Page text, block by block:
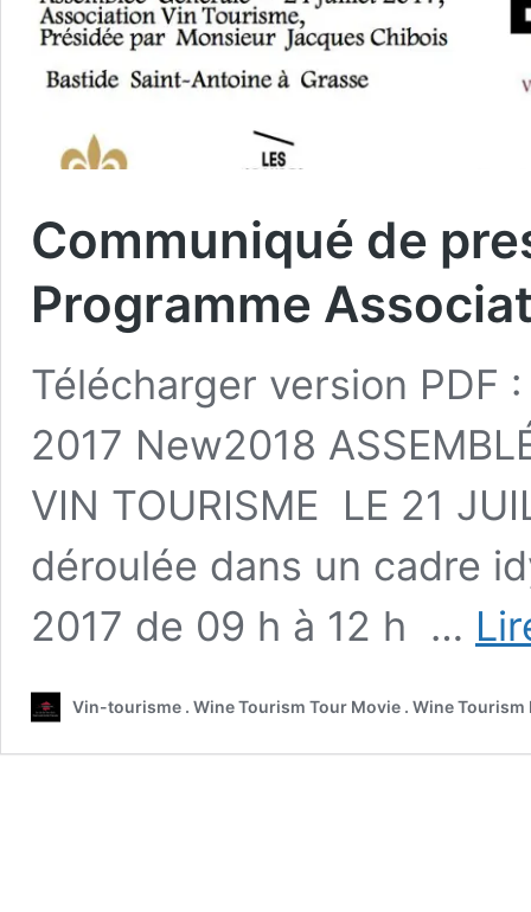
Communiqué de
Programme
Télécharger version PDF
2017 New2018
VIN TOURISME LE 21
déroulée dans un cadre
2017 de 09 h à 12 h …
Vin-tourisme . Wine Tourism Tour Movie . Wine Tourism